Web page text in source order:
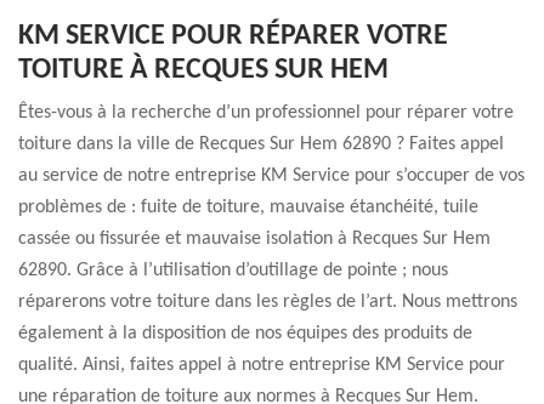
KM SERVICE POUR RÉPARER VOTRE
TOITURE À RECQUES SUR HEM
Êtes-vous à la recherche d’un professionnel pour réparer votre
toiture dans la ville de Recques Sur Hem 62890 ? Faites appel
au service de notre entreprise KM Service pour s’occuper de vos
problèmes de : fuite de toiture, mauvaise étanchéité, tuile
cassée ou fissurée et mauvaise isolation à Recques Sur Hem
62890. Grâce à l’utilisation d’outillage de pointe ; nous
réparerons votre toiture dans les règles de l’art. Nous mettrons
également à la disposition de nos équipes des produits de
qualité. Ainsi, faites appel à notre entreprise KM Service pour
une réparation de toiture aux normes à Recques Sur Hem.